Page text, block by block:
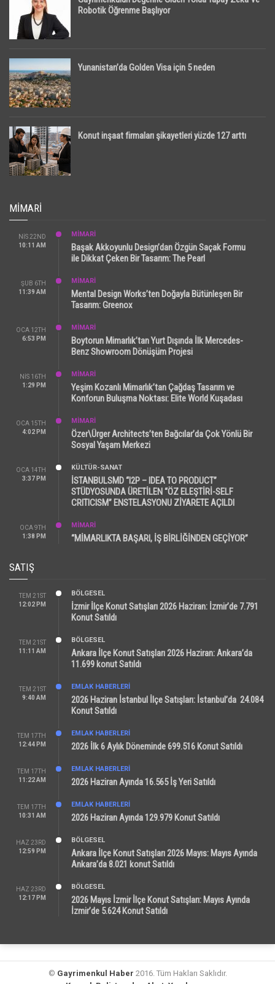
Robotik Öğrenme Başlıyor
Yunanistan’da Golden Visa için 5 neden
Konut inşaat firmaları şikayetleri yüzde 127 arttı
MIMARI
NIS 22ND
10:11 AM
MİMARİ
Başak Akkoyunlu Design’dan Özgün Saçak Formu
ile Dikkat Çeken Bir Tasarım: The Pearl
ŞUB 6TH
11:39 AM
MİMARİ
Mental Design Works’ten Doğayla Bütünleşen Bir
Tasarım: Greenox
OCA 12TH
6:53 PM
MİMARİ
Boytorun Mimarlık’tan Yurt Dışında İlk Mercedes-
Benz Showroom Dönüşüm Projesi
NIS 16TH
1:29 PM
MİMARİ
Yeşim Kozanlı Mimarlık’tan Çağdaş Tasarım ve
Konforun Buluşma Noktası: Elite World Kuşadası
OCA 15TH
4:02 PM
MİMARİ
Özer\Ürger Architects’ten Bağcılar’da Çok Yönlü Bir
Sosyal Yaşam Merkezi
OCA 14TH
3:37 PM
KÜLTÜR-SANAT
İSTANBULSMD “I2P – IDEA TO PRODUCT”
STÜDYOSUNDA ÜRETİLEN “ÖZ ELEŞTİRİ-SELF
CRITICISM” ENSTELASYONU ZİYARETE AÇILDI
OCA 9TH
1:38 PM
MİMARİ
“MİMARLIKTA BAŞARI, İŞ BİRLİĞİNDEN GEÇİYOR”
SATIŞ
TEM 21ST
12:02 PM
BÖLGESEL
İzmir İlçe Konut Satışları 2026 Haziran: İzmir’de 7.791
Konut Satıldı
TEM 21ST
11:11 AM
BÖLGESEL
Ankara İlçe Konut Satışları 2026 Haziran: Ankara’da
11.699 konut Satıldı
TEM 21ST
9:40 AM
EMLAK HABERLERI
2026 Haziran İstanbul İlçe Satışları: İstanbul’da 24.084
Konut Satıldı
TEM 17TH
12:44 PM
EMLAK HABERLERI
2026 İlk 6 Aylık Döneminde 699.516 Konut Satıldı
TEM 17TH
11:22 AM
EMLAK HABERLERI
2026 Haziran Ayında 16.565 İş Yeri Satıldı
TEM 17TH
10:31 AM
EMLAK HABERLERI
2026 Haziran Ayında 129.979 Konut Satıldı
HAZ 23RD
12:59 PM
BÖLGESEL
Ankara İlçe Konut Satışları 2026 Mayıs: Mayıs Ayında
Ankara’da 8.021 konut Satıldı
HAZ 23RD
12:17 PM
BÖLGESEL
2026 Mayıs İzmir İlçe Konut Satışları: Mayıs Ayında
İzmir’de 5.624 Konut Satıldı
© Gayrimenkul Haber 2016. Tüm Hakları Saklıdır.